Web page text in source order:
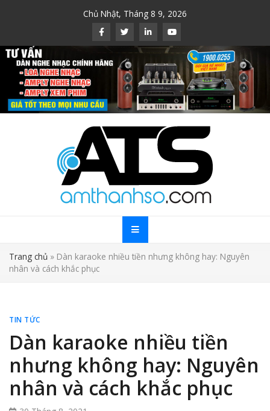
Chủ Nhật, Tháng 8 9, 2026
Trang chủ » Dàn karaoke nhiều tiền nhưng không hay: Nguyên
nhân và cách khắc phục
TIN TỨC
Dàn karaoke nhiều tiền
nhưng không hay: Nguyên
nhân và cách khắc phục